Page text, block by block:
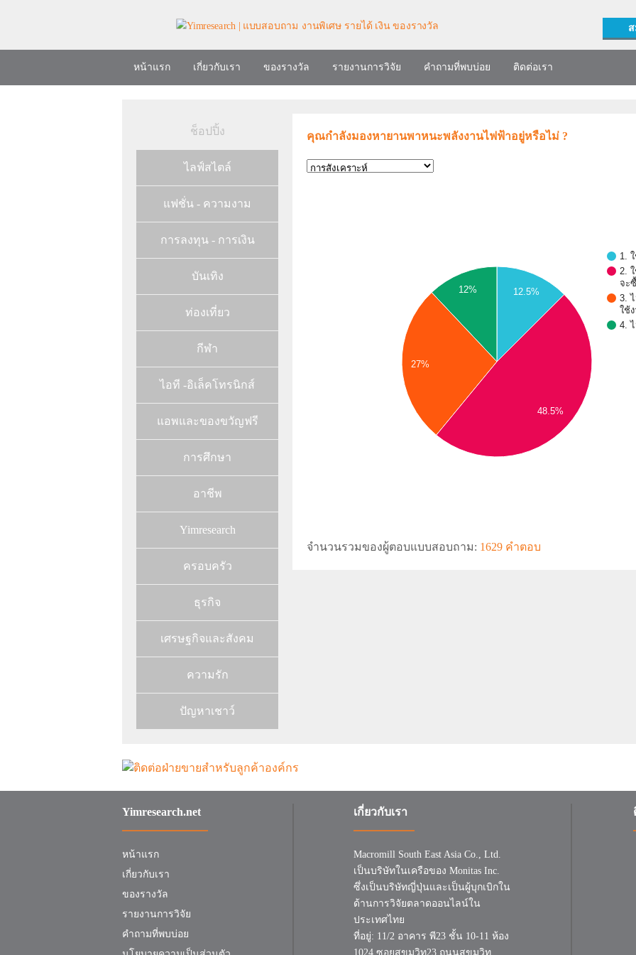
หน้าแรก เกี่ยวกับเรา ของรางวัล รายงานการวิจัย คำถามที่พบบ่อย ติดต่อเรา
ช็อปปิ้ง
ไลฟ์สไตล์
แฟชั่น - ความงาม
การลงทุน - การเงิน
บันเทิง
ท่องเที่ยว
กีฬา
ไอที -อิเล็คโทรนิกส์
แอพและของขวัญฟรี
การศึกษา
อาชีพ
Yimresearch
ครอบครัว
ธุรกิจ
เศรษฐกิจและสังคม
ความรัก
ปัญหาเชาว์
คุณกำลังมองหายานพาหนะพลังงานไฟฟ้าอยู่หรือไม่ ?
1.
2.
จะ
3.
ใช้
4.
12.5%
12%
27%
48.5%
จำนวนรวมของผู้ตอบแบบสอบถาม: 1629 คำตอบ
Yimresearch.net
หน้าแรก
เกี่ยวกับเรา
ของรางวัล
รายงานการวิจัย
คำถามที่พบบ่อย
เกี่ยวกับเรา
Macromill South East Asia Co., Ltd.
เป็นบริษัทในเครือของ Monitas Inc.
ซึ่งเป็นบริษัทญี่ปุ่นและเป็นผู้บุกเบิกใน
ด้านการวิจัยตลาดออนไลน์ใน
ประเทศไทย
ที่อยู่: 11/2 อาคาร พี23 ชั้น 10-11 ห้อง
1024 ซอยสุขุมวิท23 ถนนสุขุมวิท